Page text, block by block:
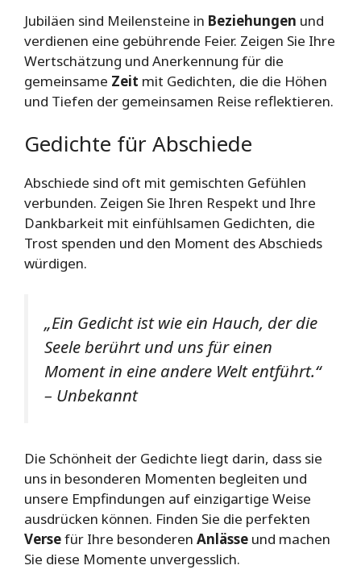
Jubiläen sind Meilensteine in Beziehungen und
verdienen eine gebührende Feier. Zeigen Sie Ihre
Wertschätzung und Anerkennung für die
gemeinsame Zeit mit Gedichten, die die Höhen
und Tiefen der gemeinsamen Reise reflektieren.
Gedichte für Abschiede
Abschiede sind oft mit gemischten Gefühlen
verbunden. Zeigen Sie Ihren Respekt und Ihre
Dankbarkeit mit einfühlsamen Gedichten, die
Trost spenden und den Moment des Abschieds
würdigen.
„Ein Gedicht ist wie ein Hauch, der die
Seele berührt und uns für einen
Moment in eine andere Welt entführt.“
– Unbekannt
Die Schönheit der Gedichte liegt darin, dass sie
uns in besonderen Momenten begleiten und
unsere Empfindungen auf einzigartige Weise
ausdrücken können. Finden Sie die perfekten
Versefür Ihre besonderen Anlässe und machen
Sie diese Momente unvergesslich.